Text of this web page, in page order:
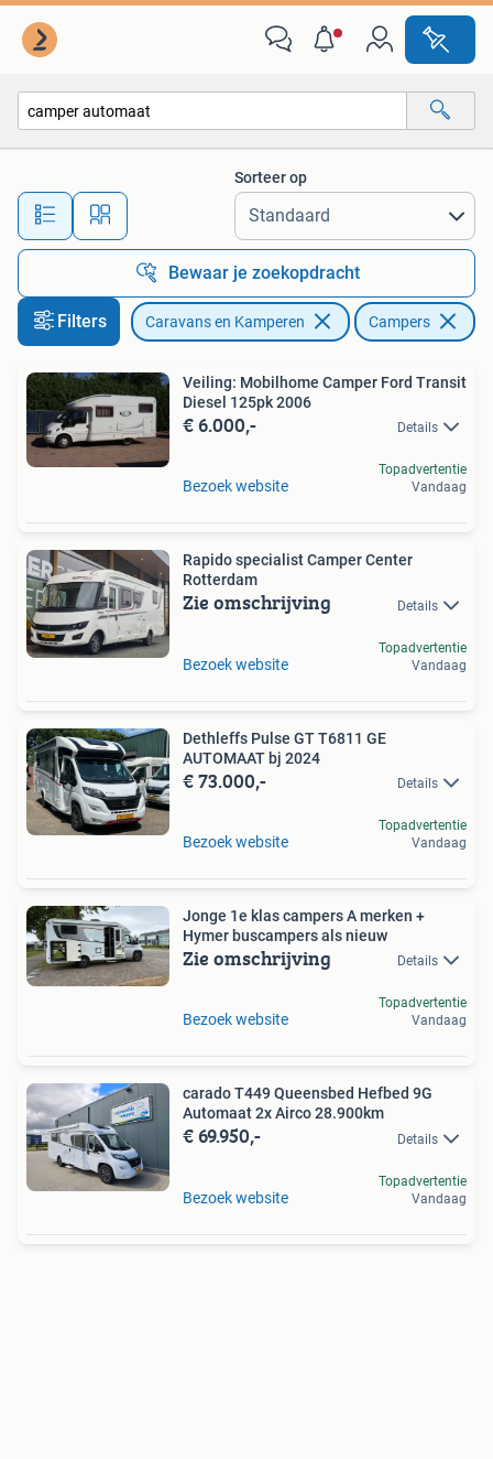
Alle afstanden…
Sorteer op
Bewaar je zoekopdracht
Filters Caravans en Kamperen Campers
Veiling: Mobilhome Camper Ford Transit
Diesel 125pk 2006
€ 6.000,- Details
Bezoek website
Topadvertentie
Vandaag
Rapido specialist Camper Center
Rotterdam
Zie omschrijving Details
Bezoek website
Topadvertentie
Vandaag
Dethleffs Pulse GT T6811 GE
AUTOMAAT bj 2024
€ 73.000,- Details
Bezoek website
Topadvertentie
Vandaag
Jonge 1e klas campers A merken +
Hymer buscampers als nieuw
Zie omschrijving Details
Bezoek website
Topadvertentie
Vandaag
carado T449 Queensbed Hefbed 9G
Automaat 2x Airco 28.900km
€ 69.950,- Details
Bezoek website
Topadvertentie
Vandaag